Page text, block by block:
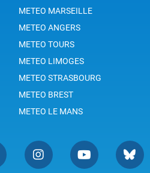
METEO MARSEILLE
METEO ANGERS
METEO TOURS
METEO LIMOGES
METEO STRASBOURG
METEO BREST
METEO LE MANS